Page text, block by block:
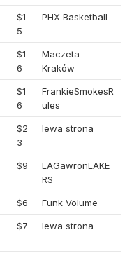
$1
5
PHX Basketball
$1
6
Maczeta
Kraków
$1
6
FrankieSmokesR
ules
$2
3
lewa strona
$9
LAGawronLAKE
RS
$6 Funk Volume
$7 lewa strona